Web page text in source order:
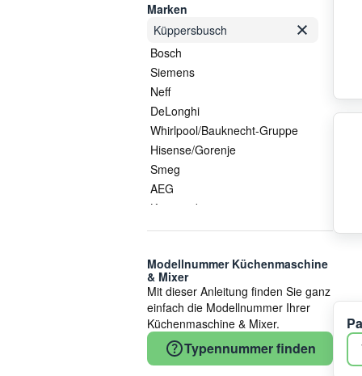
Marken
Küppersbusch
Bosch
Siemens
Neff
DeLonghi
Whirlpool/Bauknecht-Gruppe
Hisense/Gorenje
Smeg
AEG
Kenwood
Electrolux/AEG
Unold
Gorenje
COM
Electrolux
Groupe SEB
Philips
Modellnummer Küchenmaschine
& Mixer
Mit dieser Anleitung finden Sie ganz
einfach die Modellnummer Ihrer
Küchenmaschine & Mixer.
Typennummer finden